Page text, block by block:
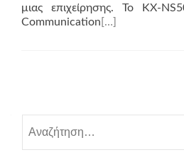
μιας επιχείρησης. To KX-
Communication[…]
για: